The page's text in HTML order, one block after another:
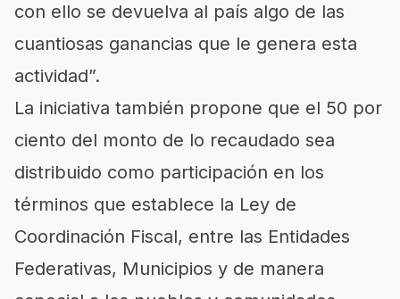
con ello se devuelva al país algo de las
cuantiosas ganancias que le genera esta
actividad”.
La iniciativa también propone que el 50 por
ciento del monto de lo recaudado sea
distribuido como participación en los
términos que establece la Ley de
Coordinación Fiscal, entre las Entidades
Federativas, Municipios y de manera